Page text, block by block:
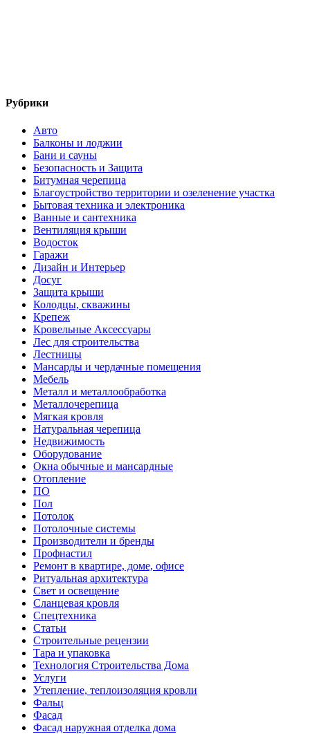
Рубрики
Авто
Балконы и лоджии
Бани и сауны
Безопасность и Защита
Битумная черепица
Благоустройство территории и озеленение участка
Бытовая техника и электроника
Ванные и сантехника
Вентиляция крыши
Водосток
Гаражи
Дизайн и Интерьер
Досуг
Защита крыши
Колодцы, скважины
Крепеж
Кровельные Аксессуары
Лес для строительства
Лестницы
Мансарды и чердачные помещения
Мебель
Металл и металлообработка
Металлочерепица
Мягкая кровля
Натуральная черепица
Недвижимость
Оборудование
Окна обычные и мансардные
Отопление
ПО
Пол
Потолок
Потолочные системы
Производители и бренды
Профнастил
Ремонт в квартире, доме, офисе
Ритуальная архитектура
Свет и освещение
Сланцевая кровля
Спецтехника
Статьи
Строительные рецензии
Тара и упаковка
Технология Строительства Дома
Услуги
Утепление, теплоизоляция кровли
Фальц
Фасад
Фасад наружная отделка дома